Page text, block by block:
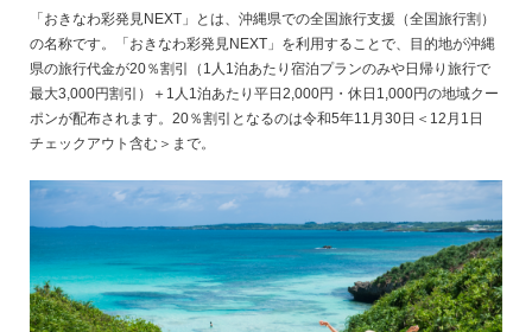
「おきなわ彩発見NEXT」とは、沖縄県での全国旅行支援（全国旅行割）
の名称です。「おきなわ彩発見NEXT」を利用することで、目的地が沖縄
県の旅行代金が20％割引（1人1泊あたり宿泊プランのみや日帰り旅行で
最大3,000円割引）＋1人1泊あたり平日2,000円・休日1,000円の地域クー
ポンが配布されます。20％割引となるのは令和5年11月30日＜12月1日
チェックアウト含む＞まで。